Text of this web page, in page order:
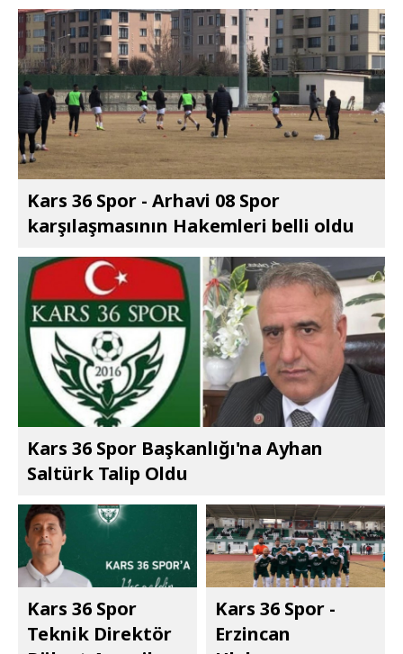
Kars 36 Spor - Arhavi 08 Spor
karşılaşmasının Hakemleri belli oldu
Kars 36 Spor Başkanlığı'na Ayhan
Saltürk Talip Oldu
Kars 36 Spor
Teknik Direktör
Kars 36 Spor -
Erzincan